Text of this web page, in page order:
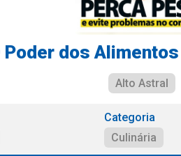
Poder dos
Alto Astral
Categoria
Culinária